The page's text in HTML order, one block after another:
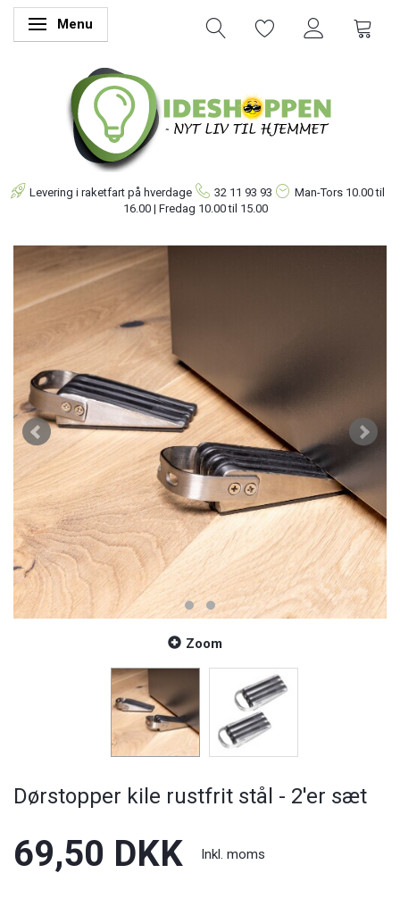
Skifte navigation
Menu
Levering i raketfart på hverdage 32 11 93 93 Man-Tors 10.00 til
16.00 | Fredag 10.00 til 15.00
Zoom
Dørstopper kile rustfrit stål - 2'er sæt
69,50 DKK Inkl. moms